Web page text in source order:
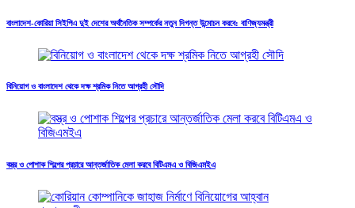
বাংলাদেশ-কোরিয়া সিইপিএ দুই দেশের অর্থনৈতিক সম্পর্কের নতুন দিগন্ত উন্মোচন করবে: বাণিজ্যমন্ত্রী
বিনিয়োগ ও বাংলাদেশ থেকে দক্ষ শ্রমিক নিতে আগ্রহী সৌদি
বস্ত্র ও পোশাক শিল্পের প্রচারে আন্তর্জাতিক মেলা করবে বিটিএমএ ও বিজিএমইএ